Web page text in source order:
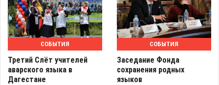
СОБЫТИЯ
Третий Слёт учителей
аварского языка в
Дагестане
СОБЫТИЯ
Заседание Фонда
сохранения родных
языков